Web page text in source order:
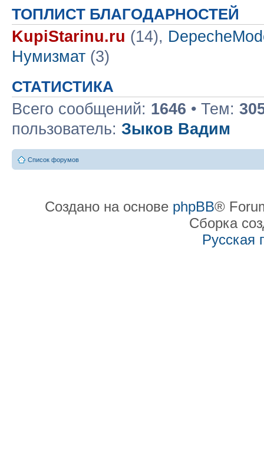
ТОПЛИСТ БЛАГОДАРНОСТЕЙ
KupiStarinu.ru (14),
Нумизмат (3)
СТАТИСТИКА
Всего сообщений: 1646 • Тем:
пользователь: Зыков Вадим
Список форумов
Создано на основе phpBB®
Сборка
Русская